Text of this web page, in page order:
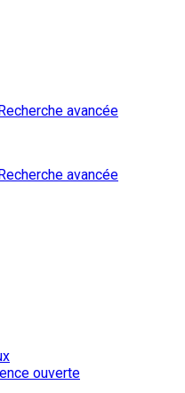
avancée
avancée
ouverte